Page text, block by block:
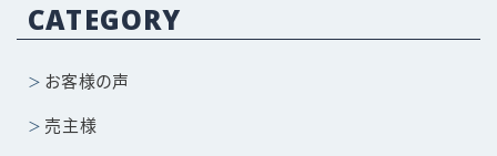
CATEGORY
お客様の声
売主様